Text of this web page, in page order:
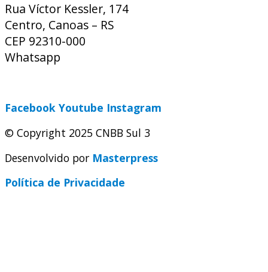
Rua Víctor Kessler, 174
Centro, Canoas – RS
CEP 92310-000
Whatsapp
Facebook Youtube Instagram
© Copyright 2025 CNBB Sul 3
Desenvolvido por Masterpress
Política de Privacidade